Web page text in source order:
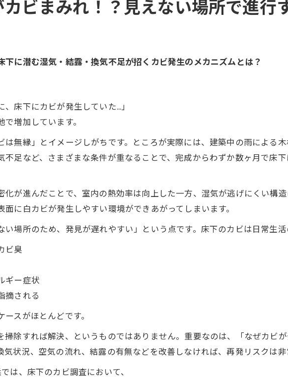
ビ…後悔しないために！専門業者へ早期相談すべき理由
後悔しないために！今こそ「見えない場所」を点検する時代へ
ビまみれ！？見えない場所で進行
下に潜む湿気・結露・換気不足が招くカビ発生のメカニズムとは？
、床下にカビが発生していた…」
増加しています。
無縁」とイメージしがちです。ところが実際には、建築中の雨による
不足など、さまざまな条件が重なることで、完成からわずか数ヶ月で床
が進んだことで、室内の熱効率は向上した一方、湿気が逃げにくい構
に白カビが発生しやすい環境ができあがってしまいます。
場所のため、発見が遅れやすい」という点です。床下のカビは日常生活
ビ臭
ギー症状
摘される
スがほとんどです。
掃除すれば解決、というものではありません。重要なのは、「なぜカビ
状況、空気の流れ、結露の有無などを改善しなければ、再発リスクは非
は、床下のカビ調査において、